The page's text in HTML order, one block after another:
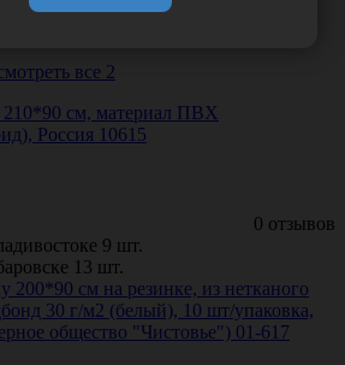
все 2
210*90 см, материал ПВХ
Россия 10615
0 отзывов
9 шт.
13 шт.
200*90 см на резинке, из нетканого
30 г/м2 (белый), 10 шт/упаковка,
общество "Чистовье") 01-617